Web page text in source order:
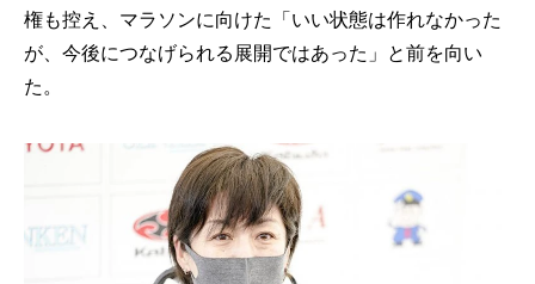
権も控え、マラソンに向けた「いい状態は作れなかった
が、今後につなげられる展開ではあった」と前を向い
た。